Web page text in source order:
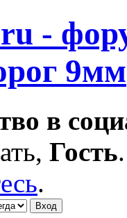
в
Гость
.